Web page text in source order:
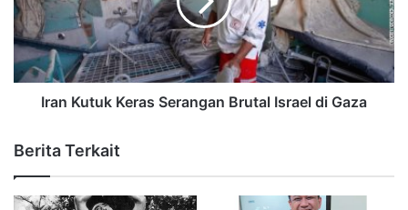
Iran Kutuk Keras Serangan Brutal Israel di Gaza
Berita Terkait